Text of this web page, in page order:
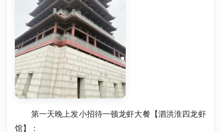
第一天晚上发小招待一顿龙虾大餐【泗洪淮四龙虾
馆】：